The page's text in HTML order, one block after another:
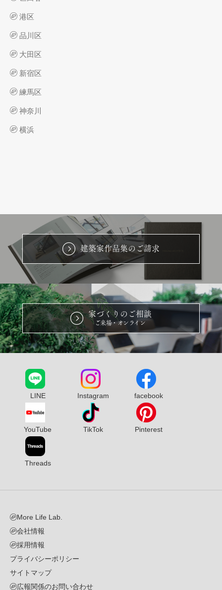
港区
品川区
大田区
新宿区
練馬区
神奈川
横浜
建築家作品集のご請求
家づくりのご相談
ご来場・オンライン
LINE Instagram facebook
YouTube TikTok Pinterest
Threads
More Life Lab.
会社情報
採用情報
プライバシーポリシー
サイトマップ
広報関係のお問い合わせ